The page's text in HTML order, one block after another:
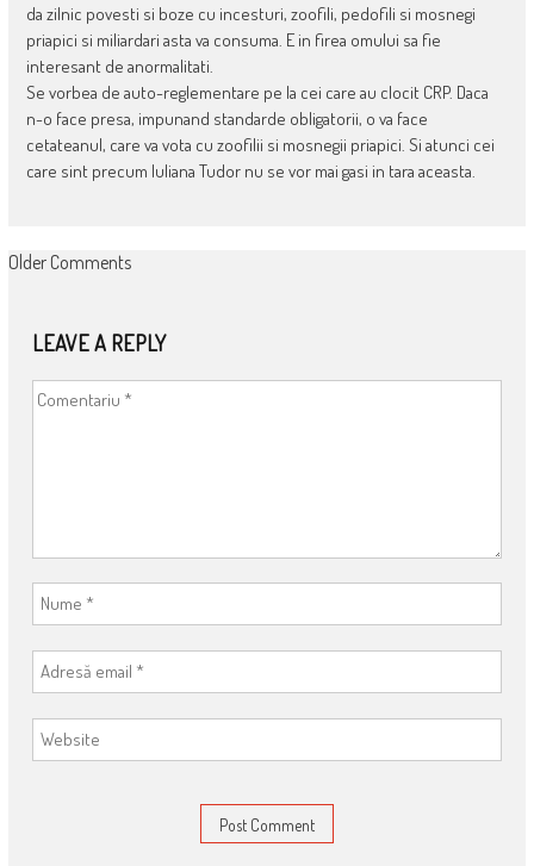
da zilnic povesti si boze cu incesturi, zoofili, pedofili si mosnegi
priapici si miliardari asta va consuma. E in firea omului sa fie
interesant de anormalitati.
Se vorbea de auto-reglementare pe la cei care au clocit CRP. Daca
n-o face presa, impunand standarde obligatorii, o va face
cetateanul, care va vota cu zoofilii si mosnegii priapici. Si atunci cei
care sint precum Iuliana Tudor nu se vor mai gasi in tara aceasta.
COMMENT
Older Comments
LEAVE A REPLY